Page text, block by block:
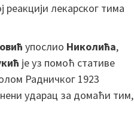
реакцији лекарског тима
упослио Николића,
је уз помоћ стативе
Радничког 1923
ударац за домаћи тим,